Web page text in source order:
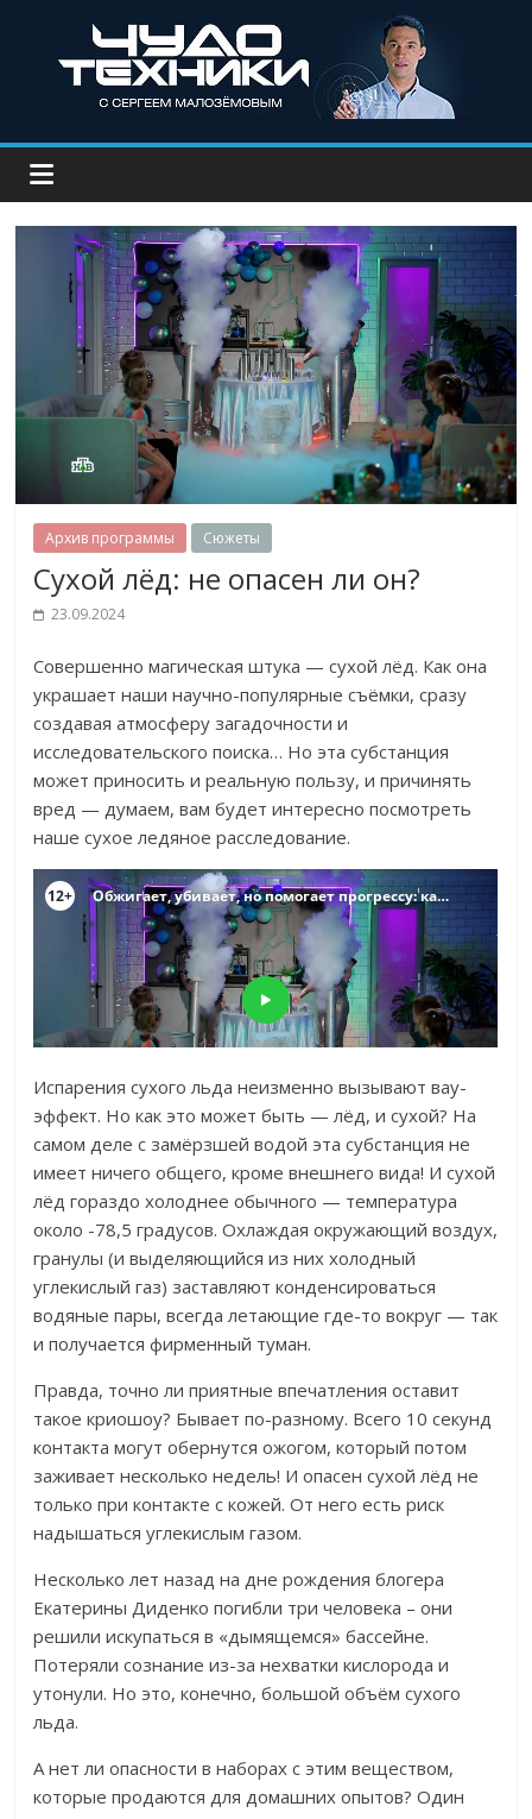
Архив программы Сюжеты
Сухой лёд: не опасен ли он?
23.09.2024
Совершенно магическая штука — сухой лёд. Как она
украшает наши научно-популярные съёмки, сразу
создавая атмосферу загадочности и
исследовательского поиска… Но эта субстанция
может приносить и реальную пользу, и причинять
вред — думаем, вам будет интересно посмотреть
наше сухое ледяное расследование.
Испарения сухого льда неизменно вызывают вау-
эффект. Но как это может быть — лёд, и сухой? На
самом деле с замёрзшей водой эта субстанция не
имеет ничего общего, кроме внешнего вида! И сухой
лёд гораздо холоднее обычного — температура
около -78,5 градусов.Охлаждая окружающий воздух,
гранулы (и выделяющийся из них холодный
углекислый газ) заставляют конденсироваться
водяные пары, всегда летающие где-то вокруг — так
и получается фирменный туман.
Правда, точно ли приятные впечатления оставит
такое криошоу? Бывает по-разному. Всего 10 секунд
контакта могут обернутся ожогом, который потом
заживает несколько недель! И опасен сухой лёд не
только при контакте с кожей. От него есть риск
надышаться углекислым газом.
Несколько лет назад на дне рождения блогера
Екатерины Диденко погибли три человека – они
решили искупаться в «дымящемся» бассейне.
Потеряли сознание из-за нехватки кислорода и
утонули. Но это, конечно, большой объём сухого
льда.
А нет ли опасности в наборах с этим веществом,
которые продаются для домашних опытов? Один